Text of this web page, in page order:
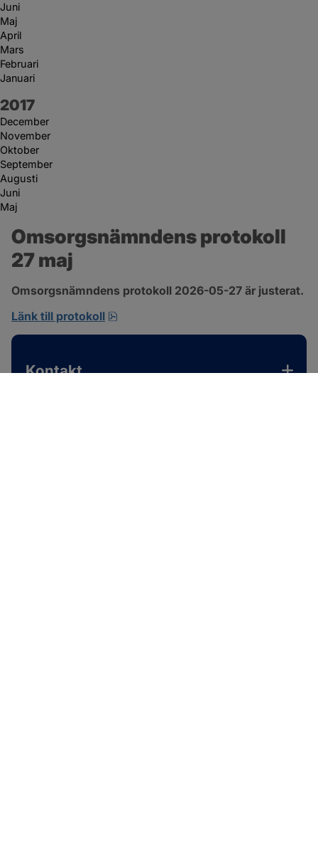
Juni
Maj
April
Mars
Februari
Januari
År:
2017
December
November
Oktober
September
Augusti
Juni
Maj
Omsorgsnämndens protokoll
27 maj
Omsorgsnämndens protokoll 2026-05-27 är justerat.
Länk till protokoll
Kontakt